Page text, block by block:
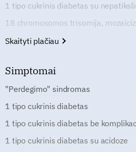
1 tipo cukrinis diabetas su
18 chromosomos trisomija,
Skaityti plačiau
Simptomai
"Perdegimo" sindromas
1 tipo cukrinis diabetas
1 tipo cukrinis diabetas be
1 tipo cukrinis diabetas su acidoze